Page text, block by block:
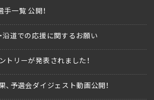
一覧 公開！
沿道での応援に関するお願い
トリーが発表されました！
、予選会ダイジェスト動画公開！